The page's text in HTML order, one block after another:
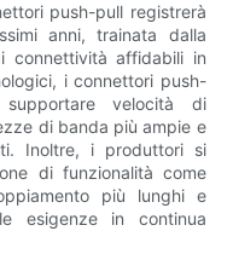
push-pull registrerà
anni, trainata dalla
connettività affidabili in
i connettori push-
velocità di
di banda più ampie e
Inoltre, i produttori si
di funzionalità come
più lunghi e
esigenze in continua